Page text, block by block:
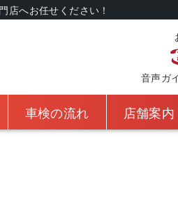
店へお任せください！
音声ガ
車検の流れ 店舗案内